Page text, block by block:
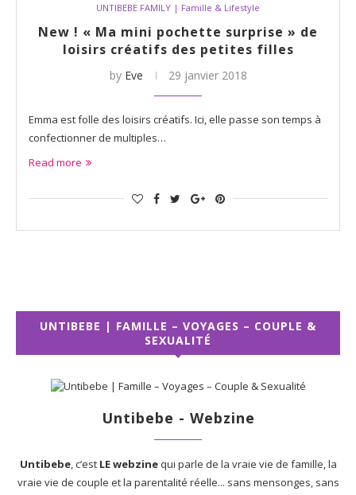
UNTIBEBE FAMILY | Famille & Lifestyle
New ! « Ma mini pochette surprise » de
loisirs créatifs des petites filles
by Eve 29 janvier 2018
Emma est folle des loisirs créatifs. Ici, elle passe son temps à
confectionner de multiples…
Read more
UNTIBEBE | FAMILLE – VOYAGES – COUPLE &
SEXUALITÉ
Untibebe - Webzine
Untibebe, c’est LE webzinequi parle de la vraie vie de famille, la
vraie vie de couple et la parentalité réelle... sans mensonges, sans